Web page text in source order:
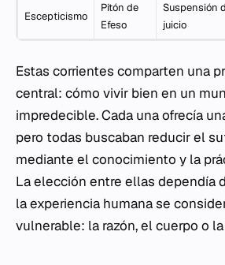
Escepticismo
Pitón de
Efeso
Suspensión
juicio
Estas corrientes comparten una
central: cómo vivir bien en un
impredecible. Cada una ofrecía
pero todas buscaban reducir el
mediante el conocimiento y la
La elección entre ellas dependía
la experiencia humana se
vulnerable: la razón, el cuerpo o